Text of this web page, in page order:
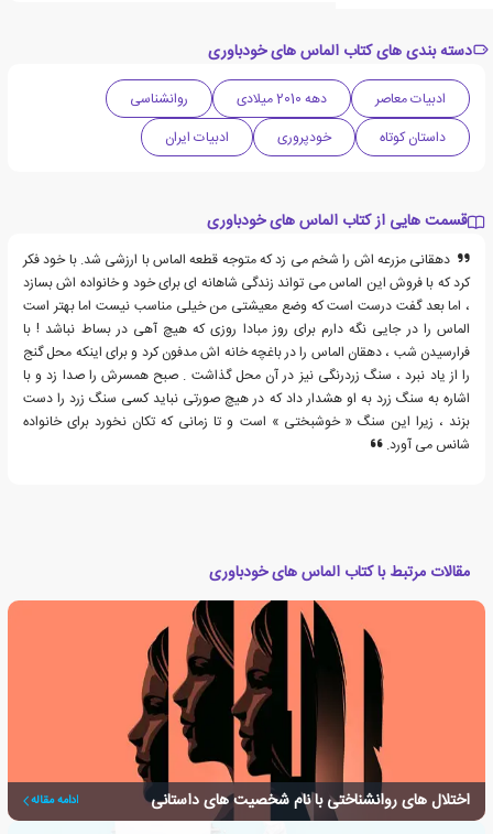
دسته بندی های کتاب الماس های خودباوری
ادبیات معاصر دهه 2010 میلادی
روانشناسی
داستان کوتاه
خودپروری ادبیات ایران
قسمت هایی از کتاب الماس های خودباوری
دهقانی مزرعه اش را شخم می زد که متوجه قطعه الماس با ارزشی شد. با خود فکر
کرد که با فروش این الماس می تواند زندگی شاهانه ای برای خود و خانواده اش بسازد
، اما بعد گفت درست است که وضع معیشتی من خیلی مناسب نیست اما بهتر است
الماس را در جایی نگه دارم برای روز مبادا روزی که هیچ آهی در بساط نباشد ! با
فرارسیدن شب ، دهقان الماس را در باغچه خانه اش مدفون کرد و برای اینکه محل گنج
را از یاد نبرد ، سنگ زردرنگی نیز در آن محل گذاشت . صبح همسرش را صدا زد و با
اشاره به سنگ زرد به او هشدار داد که در هیچ صورتی نباید کسی سنگ زرد را دست
بزند ، زیرا این سنگ « خوشبختی » است و تا زمانی که تکان نخورد برای خانواده
شانس می آورد.
مقالات مرتبط با کتاب الماس های خودباوری
اختلال های روانشناختی با نام شخصیت های داستانی ادامه مقاله